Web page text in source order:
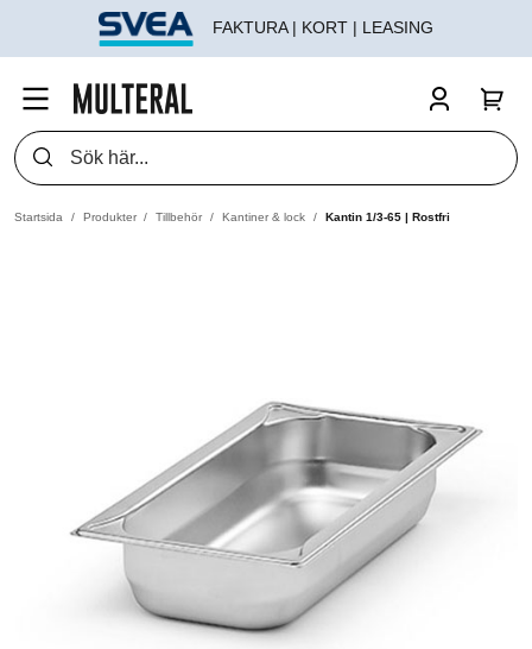
FAKTURA | KORT | LEASING
Startsida Produkter Tillbehör Kantiner & lock Kantin 1/3-65 | Rostfri